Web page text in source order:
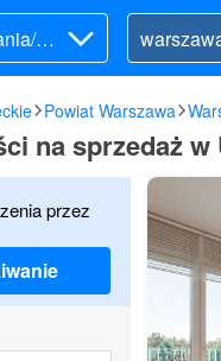
Do
Powiat Warszawa
na sprzedaż
przez